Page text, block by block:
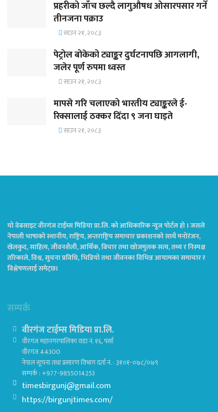
प्रहरीको जाँच छल्दै लागुऔषध ओसारपसार गर्ने
तीनजना पक्राउ
साउन २१, २०८३
पेट्रोल बोकेको ट्याङ्कर दुर्घटनापछि आगलागी,
जलेर पूर्ण रुपमा ध्वस्त
साउन २१, २०८३
मापसे गरि चलाएको भारतीय ट्याङ्करले ई-
रिक्सालाई ठक्कर दिँदा ९ जना घाइते
साउन २१, २०८३
यो वेबसाइट वीरगंज टाईम्स मिडिया प्रा.लि. को आधिकारिक न्यूज पोर्टल हो । जसले
नेपाली भाषाको स्थानीय, राष्ट्रिय, अन्तराष्ट्रिय समाचार प्रकाशनको साथै मनोरंजन,
खेलकुद, साहित्य, जीवनशैली, आर्थिक, बिचार तथा खोजमुलक सत्य, तथ्य र निस्पक्ष
तरिकाले, विश्व, सुचना प्रविधि, भिडियो तथा जीवनका विभिन्न आयामका समाचार र
विश्लेषणलाई समेट्छ।
सम्पर्क
वीरगंज टाईम्स मिडिया प्रा.लि.
वीरगंज महानगरपालिका वडा नं. १६, पर्सा
वीरगंज 44300
नेपाल सूचना तथा प्रसारण विभाग दर्ता नं. : ३१०१-०७८/०७९
सम्पर्क : +977-9855014253
timesbirgunj@gmail.com
https://birgunjtimes.com/